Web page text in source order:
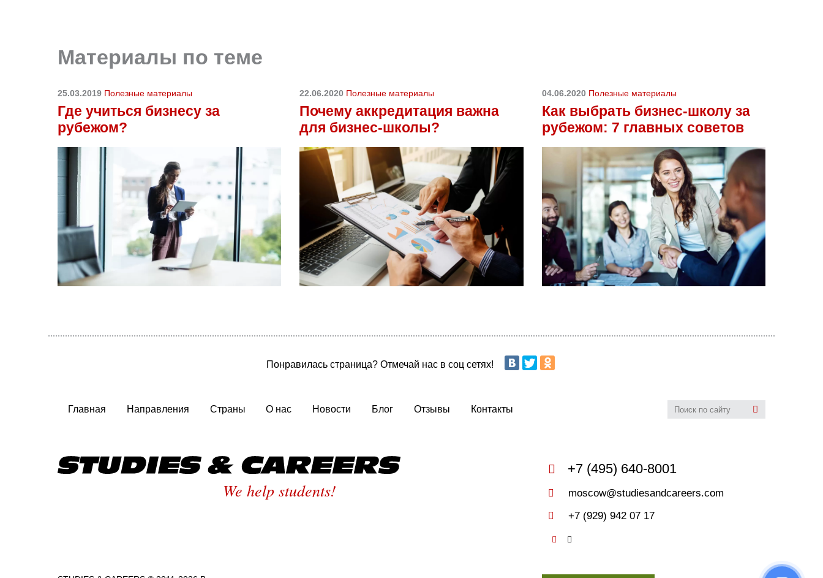
Материалы по теме
25.03.2019 Полезные материалы
Где учиться бизнесу за
рубежом?
22.06.2020 Полезные материалы
Почему аккредитация важна
для бизнес-школы?
04.06.2020 Полезные материалы
Как выбрать бизнес-школу за
рубежом: 7 главных советов
Понравилась страница? Отмечай нас в соц сетях!
Главная Направления Страны О нас Новости Блог Отзывы Контакты
+7 (495) 640-8001
moscow@studiesandcareers.com
+7 (929) 942 07 17
We help students!